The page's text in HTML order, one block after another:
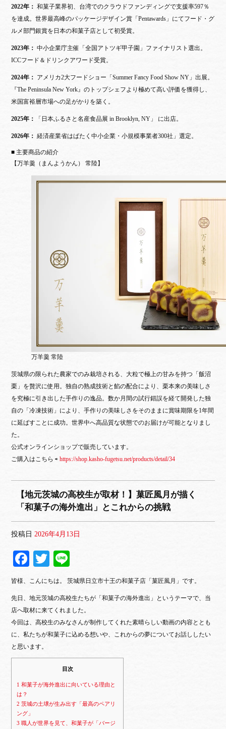
2022年： 和菓子業界初、台湾でのクラウドファンディングで支援率597％
を達成。世界最高峰のパッケージデザイン賞「Pentawards」にてフード・グ
ルメ部門銀賞を日本の和菓子店として初受賞。
2023年： 中小企業庁主催「全国アトツギ甲子園」ファイナリスト選出。
ICCフード＆ドリンクアワード受賞。
2024年： アメリカ2大フードショー「Summer Fancy Food Show NY」出展。
『The Peninsula New York』のトップシェフより極めて高い評価を獲得し、
米国富裕層市場への足がかりを築く。
2025年： 「日本ふるさと名産食品展 in Brooklyn, NY」 に出店。
2026年： 経済産業省はばたく中小企業・小規模事業者300社」選定。
■ 主要商品の紹介
【万羊羹（まんようかん） 常陸】
万羊羹 常陸
茨城県の限られた農家でのみ栽培される、大粒で極上の甘みを持つ「飯沼
栗」を贅沢に使用。独自の熟成技術と餡の配合により、栗本来の美味しさ
を究極に引き出した手作りの逸品。数か月間の試行錯誤を経て開発した独
自の「冷凍技術」により、手作りの美味しさをそのままに賞味期限を1年間
に延ばすことに成功。世界中へ高品質な状態でのお届けが可能となりまし
た。
公式オンラインショップで販売しています。
ご購入はこちら ⇨https://shop.kasho-fugetsu.net/products/detail/34
【地元茨城の高校生が取材！】菓匠風月が描く
「和菓子の海外進出」とこれからの挑戦
投稿日 2026年4月13日
Fa
ce
bo
ok
T
wi
tte
r
ne
皆様、こんにちは。 茨城県日立市十王の和菓子店「菓匠風月」です。
先日、地元茨城の高校生たちが「和菓子の海外進出」というテーマで、当
店へ取材に来てくれました。
今回は、高校生のみなさんが制作してくれた素晴らしい動画の内容ととも
に、私たちが和菓子に込める想いや、これからの夢についてお話ししたい
と思います。
目次
1 和菓子が海外進出に向いている理由と
は？
2 茨城の土壌が生み出す「最高のペアリ
ング」
3 職人が世界を見て、和菓子が「バージ